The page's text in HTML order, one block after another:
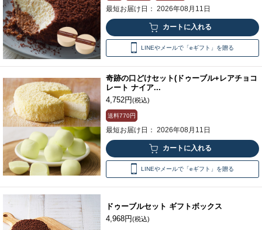
最短お届け日： 2026年08月11日
LINEやメールで「eギフト」を贈る
奇跡の口どけセット(ドゥーブル+レアチョコ
レート ナイア...
4,752円(税込)
送料770円
最短お届け日： 2026年08月11日
LINEやメールで「eギフト」を贈る
ドゥーブルセット ギフトボックス
4,968円(税込)